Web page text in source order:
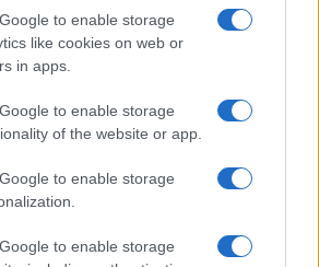
to enable storage
like cookies on web or
in apps.
to enable storage
of the website or app.
to enable storage
to enable storage
LETTO DEL MESE